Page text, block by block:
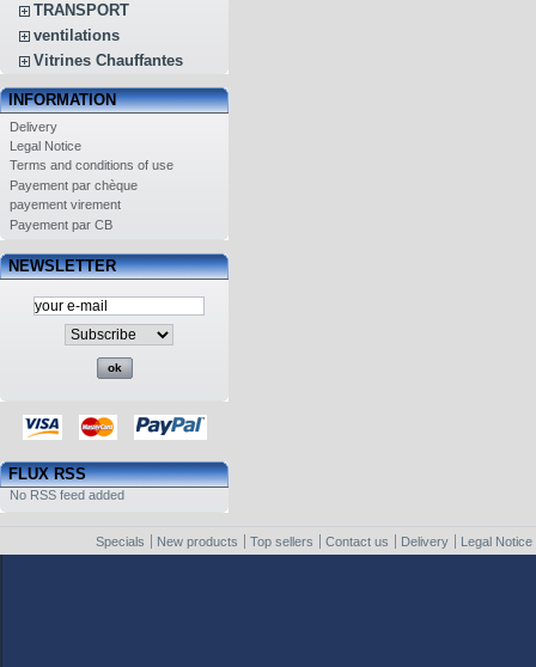
TRANSPORT
ventilations
Vitrines Chauffantes
INFORMATION
Delivery
Legal Notice
Terms and conditions of use
Payement par chèque
payement virement
Payement par CB
NEWSLETTER
FLUX RSS
No RSS feed added
Specials New products Top sellers Contact us Delivery Legal Notice